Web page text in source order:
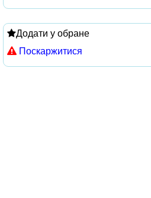
Додати у обране
Поскаржитися